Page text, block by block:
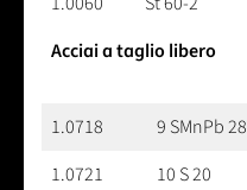
Acciai a taglio libero
1.0718
9 SMnPb 28
1.0721
10 S 20